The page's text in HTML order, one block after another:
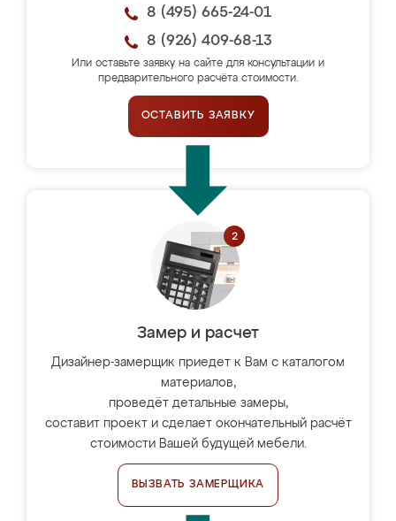
8 (495) 665-24-01
8 (926) 409-68-13
Или оставьте заявку на сайте для консультации и
предварительного расчёта стоимости.
ОСТАВИТЬ ЗАЯВКУ
Замер и расчет
Дизайнер-замерщик приедет к Вам с каталогом
материалов,
проведёт детальные замеры,
составит проект и сделает окончательный расчёт
стоимости Вашей будущей мебели.
ВЫЗВАТЬ ЗАМЕРЩИКА